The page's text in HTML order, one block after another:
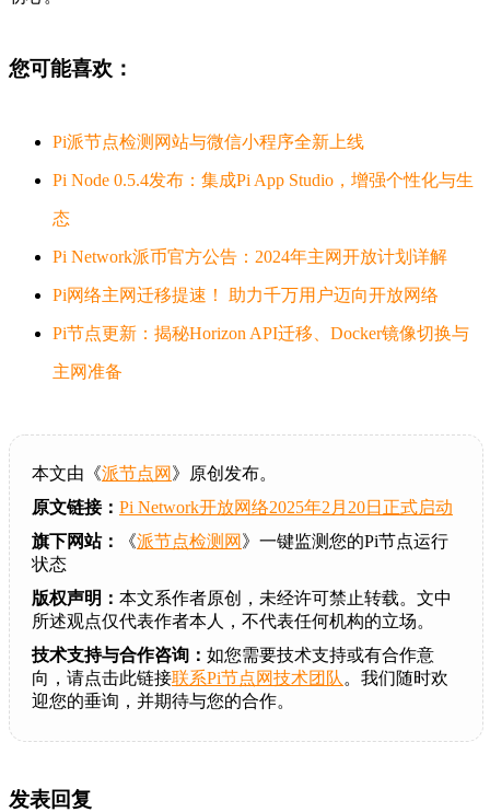
您可能喜欢：
Pi派节点检测网站与微信小程序全新上线
Pi Node 0.5.4发布：集成Pi App Studio，增强个性化与生
态
Pi Network派币官方公告：2024年主网开放计划详解
Pi网络主网迁移提速！ 助力千万用户迈向开放网络
Pi节点更新：揭秘Horizon API迁移、Docker镜像切换与
主网准备
本文由《派节点网 》原创发布。
原文链接： Pi Network开放网络2025年2月20日正式启动
旗下网站：
《派节点检测网 》一键监测您的Pi节点运行
状态
版权声明： 本文系作者原创，未经许可禁止转载。文中
所述观点仅代表作者本人，不代表任何机构的立场。
技术支持与合作咨询： 如您需要技术支持或有合作意
向，请点击此链接联系Pi节点网技术团队 。我们随时欢
迎您的垂询，并期待与您的合作。
发表回复